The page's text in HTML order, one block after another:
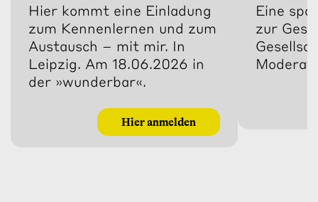
Hier kommt eine Einladung
zum Kennenlernen und zum
Austausch – mit mir. In
Leipzig. Am 18.06.2026 in
der »wunderbar«.
Hier anmelden
Eine
zur